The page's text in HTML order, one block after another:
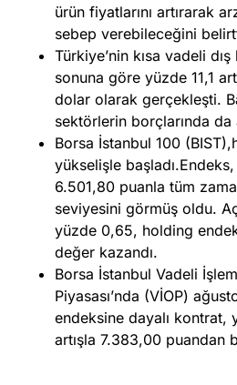
ürün fiyatlarını artırarak
sebep verebileceğini
Türkiye’nin kısa vadeli
sonuna göre yüzde 11,1
dolar olarak gerçekleşti.
sektörlerin borçlarında da
Borsa İstanbul 100
yükselişle
6.501,80 puanla tüm
seviyesini görmüş oldu.
yüzde 0,65, holding
değer kazandı.
Borsa İstanbul Vadeli
Piyasası’nda (VİOP)
endeksine dayalı kontrat,
artışla 7.383,00 puandan